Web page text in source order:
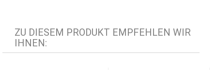
ZU DIESEM PRODUKT EMPFEHLEN WIR
IHNEN: